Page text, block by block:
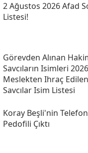
2 Ağustos 2026 Afad
Listesi!
Görevden Alınan
Savcıların Isimleri
Meslekten Ihraç
Savcılar Isim Listesi
Koray Beşli'nin
Pedofili Çıktı